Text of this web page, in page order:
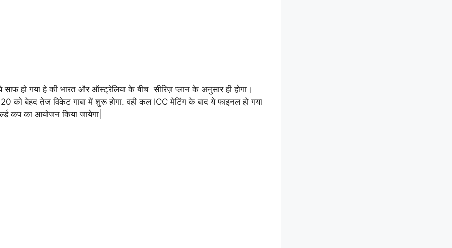
हो गया हे की भारत और ऑस्ट्रेलिया के बीच सीरिज़ प्लान के अनुसार ही होगा।
को बेहद तेज विकेट गाबा में शुरू होगा. वही कल ICC मेटिंग के बाद ये फाइनल हो गया
कप का आयोजन किया जायेगा|